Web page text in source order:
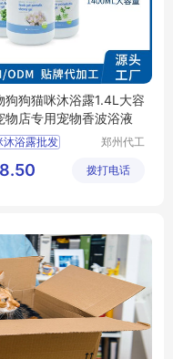
狗狗猫咪沐浴露1.4L大容
物店专用宠物香波浴液
沐浴露批发
沐浴露批发
郑州代工
技有限公
拨打电话